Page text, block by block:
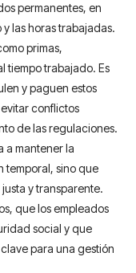
permanentes, en
las horas trabajadas.
primas,
tiempo trabajado. Es
y paguen estos
conflictos
de las regulaciones.
a mantener la
temporal, sino que
y transparente.
que los empleados
social y que
para una gestión